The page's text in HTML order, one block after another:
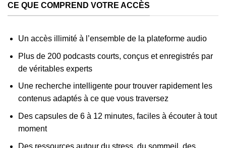
CE QUE COMPREND VOTRE ACCÈS
Un accès illimité à l’ensemble de la plateforme audio
Plus de 200 podcasts courts, conçus et enregistrés par
de véritables experts
Une recherche intelligente pour trouver rapidement les
contenus adaptés à ce que vous traversez
Des capsules de 6 à 12 minutes, faciles à écouter à tout
moment
Des ressources autour du stress, du sommeil, des